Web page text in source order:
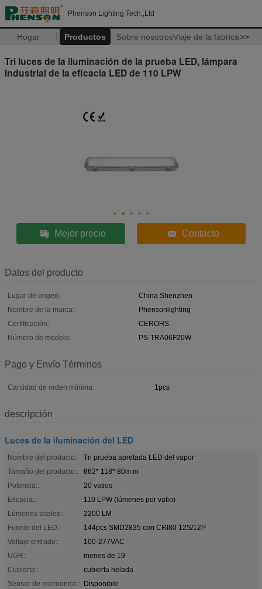
Phenson Lighting Tech.,Ltd
Hogar Productos Sobre nosotrosViaje de la fábrica>>
Tri luces de la iluminación de la prueba LED, lámpara
industrial de la eficacia LED de 110 LPW
Mejor precio Contacto
Datos del producto
Lugar de origen:
China Shenzhen
Nombre de la marca:
Phensonlighting
Certificación:
CEROHS
Número de modelo:
PS-TRA06F20W
Pago y Envío Términos
Cantidad de orden mínima: 1pcs
descripción
Luces de la iluminación del LED
Nombre del producto:
Tri prueba apretada LED del vapor
Tamaño del producto::
662* 118* 80m m
Potencia::
20 vatios
Eficacia::
110 LPW (lúmenes por vatio)
Lúmenes totales::
2200 LM
Fuente del LED::
144pcs SMD2835 con CRI80 12S/12P
Voltaje entrado::
100-277VAC
UGR::
menos de 19
Cubierta::
cubierta helada
Sensor de microonda::
Disponible